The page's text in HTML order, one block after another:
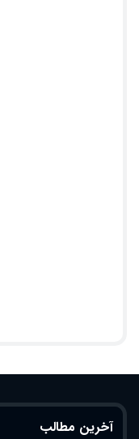
آخرین مطالب